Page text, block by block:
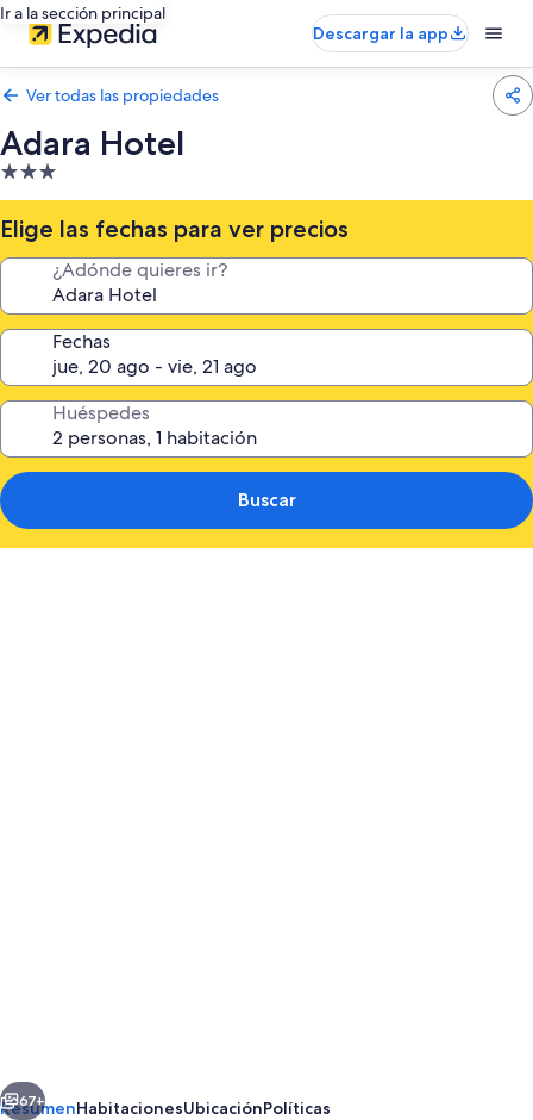
Ir a la sección principal
Descargar la app
Ver todas las propiedades
Adara Hotel
Propiedad
de
3.0
estrellas
Elige las fechas para ver precios
¿Adónde quieres ir?
Fechas
Huéspedes
Buscar
Siguiente
67+
ResumenHabitacionesUbicaciónPolíticas